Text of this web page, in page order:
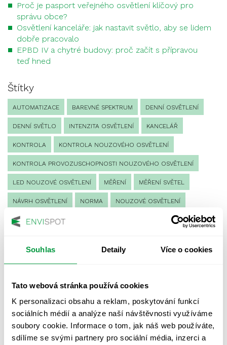
Souhlas Detaily Více o cookies
Tato webová stránka používá cookies
K personalizaci obsahu a reklam, poskytování funkcí
sociálních médií a analýze naší návštěvnosti využíváme
soubory cookie. Informace o tom, jak náš web používáte,
sdílíme se svými partnery pro sociální média, inzerci a
Proč je pasport veřejného osvětlení klíčový pro
správu obce?
Osvětlení kanceláře: jak nastavit světlo, aby se lidem
dobře pracovalo
EPBD IV a chytré budovy: proč začít s přípravou
teď hned
Štítky
AUTOMATIZACE BAREVNÉ SPEKTRUM DENNÍ OSVĚTLENÍ
DENNÍ SVĚTLO INTENZITA OSVĚTLENÍ KANCELÁŘ
KONTROLA KONTROLA NOUZOVÉHO OSVĚTLENÍ
KONTROLA PROVOZUSCHOPNOSTI NOUZOVÉHO OSVĚTLENÍ
LED NOUZOVÉ OSVĚTLENÍ MĚŘENÍ MĚŘENÍ SVĚTEL
NÁVRH OSVĚTLENÍ NORMA NOUZOVÉ OSVĚTLENÍ
OSLUNĚNÍ OSVĚTLENÍ PRACOVIŠTĚ
REVIZE NOUZOVÉHO OSVĚTLENÍ ŘÍZENÍ SPEKTRUM